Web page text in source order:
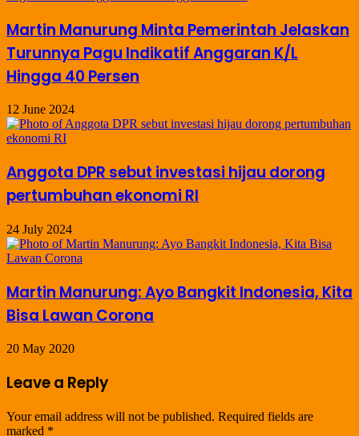
Martin Manurung Minta Pemerintah Jelaskan
Turunnya Pagu Indikatif Anggaran K/L
Hingga 40 Persen
12 June 2024
Anggota DPR sebut investasi hijau dorong
pertumbuhan ekonomi RI
24 July 2024
Martin Manurung: Ayo Bangkit Indonesia, Kita
Bisa Lawan Corona
20 May 2020
Leave a Reply
Your email address will not be published. Required fields are
marked *